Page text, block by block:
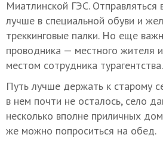
Миатлинской ГЭС. Отправляться
лучше в специальной обуви и
треккинговые палки. Но еще
проводника — местного жителя
местом сотрудника турагентства.
Путь лучше держать к старому
в нем почти не осталось, село
несколько вполне приличных
же можно попроситься на обед.